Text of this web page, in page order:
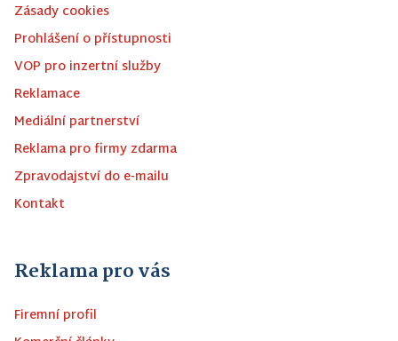
Zásady cookies
Prohlášení o přístupnosti
VOP pro inzertní služby
Reklamace
Mediální partnerství
Reklama pro firmy zdarma
Zpravodajství do e-mailu
Kontakt
Reklama pro vás
Firemní profil